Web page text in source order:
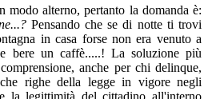
modo alterno, pertanto la domanda è:
Pensando che se di notte ti trovi
in casa forse non era venuto a
bere un caffè.....! La soluzione più
anche per chi delinque,
righe della legge in vigore negli
la legittimità del cittadino all'interno